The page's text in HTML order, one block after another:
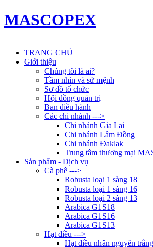
MASCOPEX
TRANG CHỦ
Giới thiệu
Chúng tôi là ai?
Tầm nhìn và sứ mệnh
Sơ đồ tổ chức
Hội đồng quản trị
Ban điều hành
Các chi nhánh --->
Chi nhánh Gia Lai
Chi nhánh Lâm Đồng
Chi nhánh Đaklak
Trung tâm thương mại
Sản phẩm - Dịch vụ
Cà phê --->
Robusta loại 1 sàng 18
Robusta loại 1 sàng 16
Robusta loại 2 sàng 13
Arabica G1S18
Arabica G1S16
Arabica G1S13
Hạt điều --->
Hạt điều nhân nguyên trắng